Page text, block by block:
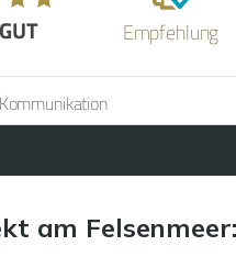
Empfehlung
Kommunikation
am